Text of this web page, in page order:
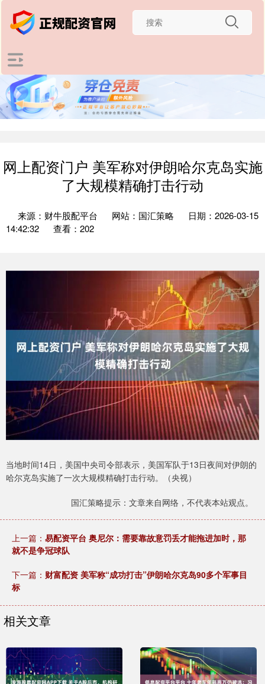
网上配资门户 美军称对伊朗哈尔克岛实施
了大规模精确打击行动
来源：财牛股配平台 网站：国汇策略
日期：2026-03-15
14:42:32
查看：202
当地时间14日，美国中央司令部表示，美国军队于13日夜间对伊朗的
哈尔克岛实施了一次大规模精确打击行动。（央视）
国汇策略提示：文章来自网络，不代表本站观点。
上一篇： 易配资平台 奥尼尔：需要靠故意罚丢才能拖进加时，那
就不是争冠球队
下一篇： 财富配资 美军称“成功打击”伊朗哈尔克岛90多个军事目
标
相关文章